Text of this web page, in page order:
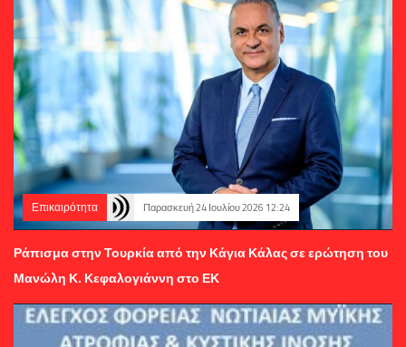
Επικαιρότητα Παρασκευή 24 Ιουλίου 2026 12:24
Ράπισμα στην Τουρκία από την Κάγια Κάλας σε ερώτηση του
Μανώλη Κ. Κεφαλογιάννη στο ΕΚ